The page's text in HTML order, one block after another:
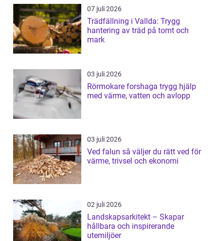
07 juli 2026
Trädfällning i Vallda: Trygg
hantering av träd på tomt och
mark
03 juli 2026
Rörmokare forshaga trygg hjälp
med värme, vatten och avlopp
03 juli 2026
Ved falun så väljer du rätt ved för
värme, trivsel och ekonomi
02 juli 2026
Landskapsarkitekt – Skapar
hållbara och inspirerande
utemiljöer